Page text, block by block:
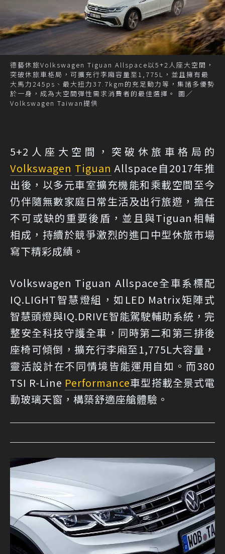
德藝休旅Volkswagen Tiguan Allspace以5+2人座大空間，
突破休旅車格局，可擴充行李廂容量至1,775L，並且擁有最
大馬力245ps、最大扭力37.7kgm的充足動力等，集諸多優勢
於一身，成為大空間彈性需求消費者的最佳選擇。 圖／
Volkswagen Taiwan提供
5+2人座大空間，突破休旅車格局的
Volkswagen Tiguan Allspace自2017年推
出後，以多元車室擴充機能和乘載空間至今
仍伴隨無數家庭日常生活及出行旅遊，擔任
不可或缺的重要後盾，並且與Tiguan相輔
相成，持續於競爭激烈的進口中型休旅市場
寫下精彩成績。
Volkswagen Tiguan Allspace全車系標配
IQ.LIGHT智慧燈組，如LED Matrix矩陣式
智慧頭燈與IQ.DRIVE智能駕駛輔助系統，完
整安全科技守護全車，同時第二和第三排後
座椅可傾倒，擴充行李廂至1,775L大容量，
靈活設計在不同情境皆能運用自如。而380
TSI R-Line Performance車型搭載全景式電
動玻璃天窗，構築舒適座艙體驗。